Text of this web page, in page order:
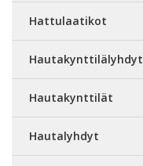
Hattulaatikot
Hautakynttilälyhdyt
Hautakynttilät
Hautalyhdyt